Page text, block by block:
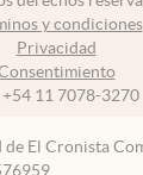
y condiciones
Privacidad
+54 11 7078-3270
de El Cronista